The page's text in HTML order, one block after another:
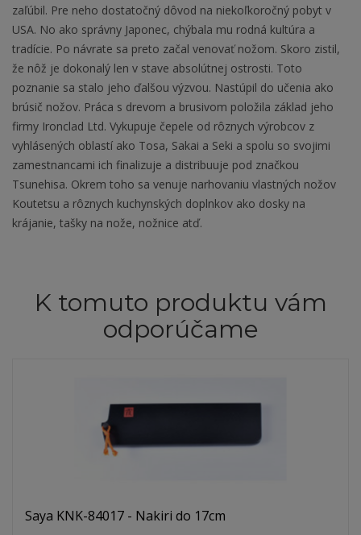
zaľúbil. Pre neho dostatočný dôvod na niekoľkoročný pobyt v
USA. No ako správny Japonec, chýbala mu rodná kultúra a
tradície. Po návrate sa preto začal venovať nožom. Skoro zistil,
že nôž je dokonalý len v stave absolútnej ostrosti. Toto
poznanie sa stalo jeho ďalšou výzvou. Nastúpil do učenia ako
brúsič nožov. Práca s drevom a brusivom položila základ jeho
firmy Ironclad Ltd. Vykupuje čepele od rôznych výrobcov z
vyhlásených oblastí ako Tosa, Sakai a Seki a spolu so svojimi
zamestnancami ich finalizuje a distribuuje pod značkou
Tsunehisa. Okrem toho sa venuje narhovaniu vlastných nožov
Koutetsu a rôznych kuchynských doplnkov ako dosky na
krájanie, tašky na nože, nožnice atď.
K tomuto produktu vám
odporúčame
Saya KNK-84017 - Nakiri do 17cm